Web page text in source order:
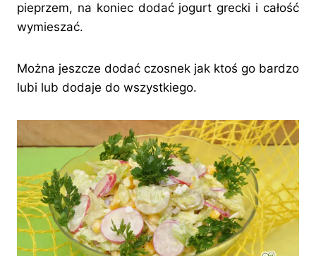
pieprzem, na koniec dodać jogurt grecki i całość
wymieszać.
Można jeszcze dodać czosnek jak ktoś go bardzo
lubi lub dodaje do wszystkiego.